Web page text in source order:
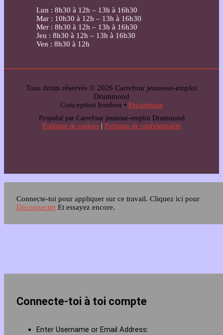
Lun : 8h30 à 12h – 13h à 16h30
Mar : 10h30 à 12h – 13h à 16h30
Mer : 8h30 à 12h – 13h à 16h30
Jeu : 8h30 à 12h – 13h à 16h30
Ven : 8h30 à 12h
Tous droits réservés © 2026 Carrefour jeunesse-emploi
Drummond
Conception bonbon • Paparmane
Propulsé par Carrefour jeunesse-emploi Drummond
Politique de cookies
Politique de confidentialité
Connecte-toi pour appliquer sur ce travail. Cliquez ici pour
Déconnecter Et essayez encore.
Connecte-toi à toi compte
Enter Username or Email Address: